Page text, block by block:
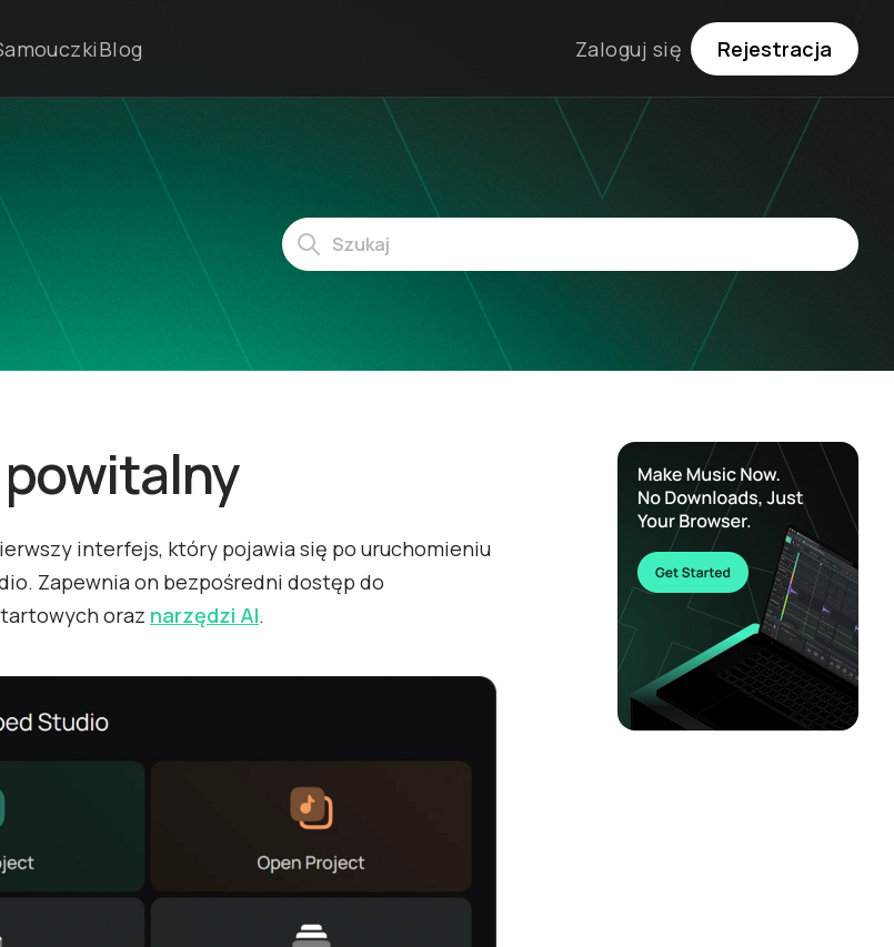
Blog Zaloguj się Rejestracja
powitalny
interfejs, który pojawia się po uruchomieniu
Zapewnia on bezpośredni dostęp do
oraz narzędzi AI.